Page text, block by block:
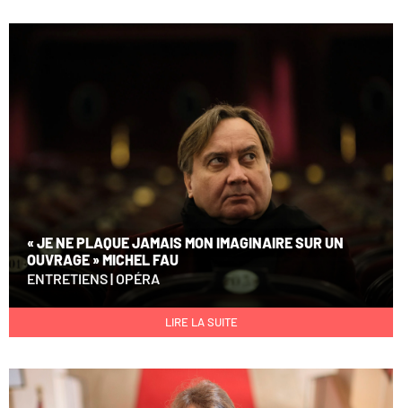
« JE NE PLAQUE JAMAIS MON IMAGINAIRE SUR UN
OUVRAGE » MICHEL FAU
ENTRETIENS|OPÉRA
LIRE LA SUITE